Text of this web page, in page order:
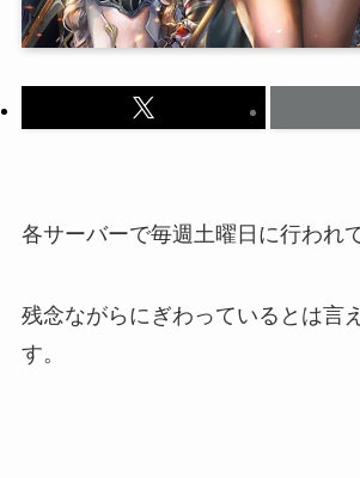
各サーバーで毎週土曜日に行われ
残念ながらにぎわっているとは言
す。